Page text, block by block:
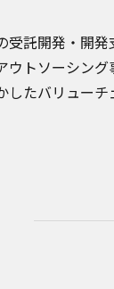
受託開発・開
ウトソーシン
したバリュー